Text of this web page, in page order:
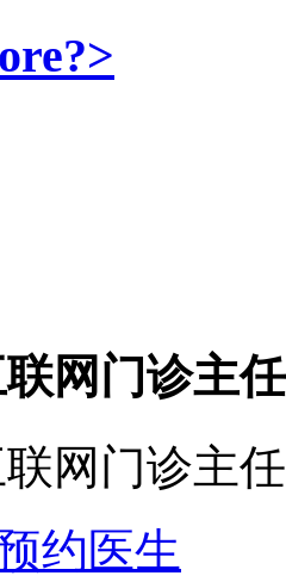
网门诊主任
网门诊主
约医生